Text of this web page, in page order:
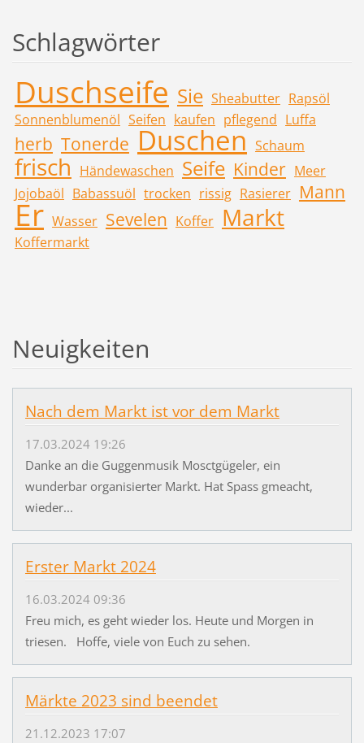
Schlagwörter
Duschseife Sie Sheabutter Rapsöl
Sonnenblumenöl Seifen kaufen pflegend Luffa
herb Tonerde Duschen Schaum
frisch Händewaschen Seife Kinder Meer
Jojobaöl Babassuöl trocken rissig Rasierer Mann
Er Wasser Sevelen Koffer Markt
Koffermarkt
Neuigkeiten
Nach dem Markt ist vor dem Markt
17.03.2024 19:26
Danke an die Guggenmusik Mosctgügeler, ein
wunderbar organisierter Markt. Hat Spass gmeacht,
wieder...
Erster Markt 2024
16.03.2024 09:36
Freu mich, es geht wieder los. Heute und Morgen in
triesen. Hoffe, viele von Euch zu sehen.
Märkte 2023 sind beendet
21.12.2023 17:07